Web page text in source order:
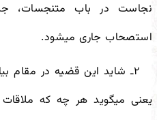
نجاست در باب
استصحاب جاری میشود.
۲ـ شاید این قضیه در مقام
یعنی میگوید هر چه که